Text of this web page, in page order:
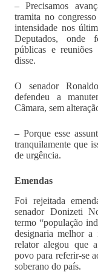
– Precisamos
tramita no
intensidade nos
Deputados, onde
públicas e
disse.
O senador
defendeu a
Câmara, sem
– Porque esse
tranquilamente que
de urgência.
Emendas
Foi rejeitada
senador Donizeti
termo “população
designaria melhor
relator alegou que
povo para referir-se
soberano do país.